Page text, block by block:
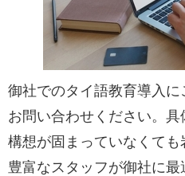
御社でのタイ語教育導入
お問い合わせください。
構想が固まっていなくて
豊富なスタッフが御社に